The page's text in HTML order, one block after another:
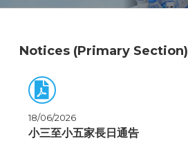
Notices (Primary Section)
18/06/2026
小三至小五家長日通告